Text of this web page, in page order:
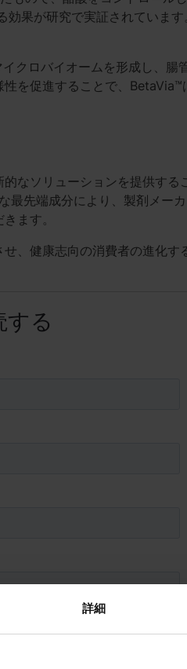
詳細
果が研究で実証されています
クロバイオームを形成し、腸
を促進することで、BetaVia™
なソリューションを提供する
最先端成分により、製剤メー
ます。
、健康志向の消費者の進化す
る